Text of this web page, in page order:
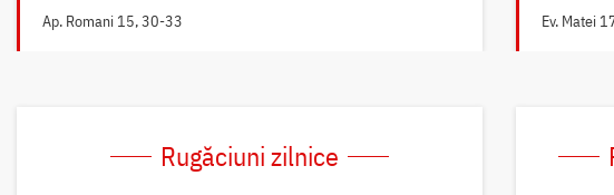
Ap. Romani 15, 30-33
Ev. Matei
Rugăciuni zilnice